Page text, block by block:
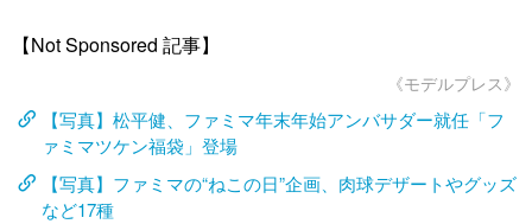
【Not Sponsored 記事】
《モデルプレス》
【写真】松平健、ファミマ年末年始アンバサダー就任「フ
ァミマツケン福袋」登場
【写真】ファミマの“ねこの日”企画、肉球デザートやグッズ
など17種